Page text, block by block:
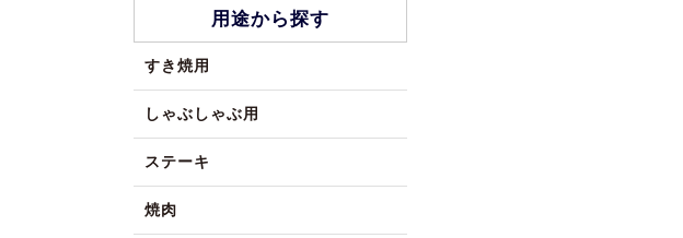
用途から探す
すき焼用
しゃぶしゃぶ用
ステーキ
焼肉